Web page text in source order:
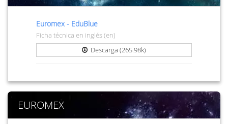
Euromex - EduBlue
Ficha técnica en inglés (en)
Descarga (265.98k)
EUROMEX